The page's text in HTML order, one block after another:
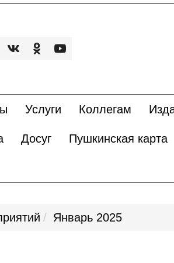
Услуги Коллегам
Досуг Пушкинская карта
Январь 2025